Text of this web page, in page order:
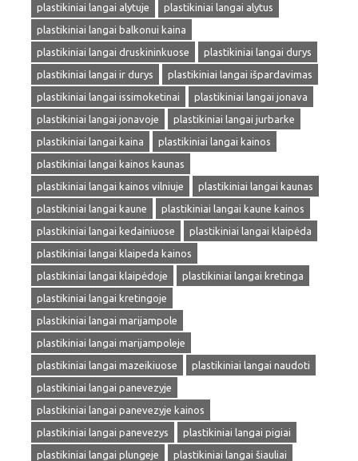
plastikiniai langai alytuje
plastikiniai langai alytus
plastikiniai langai balkonui kaina
plastikiniai langai druskininkuose
plastikiniai langai durys
plastikiniai langai ir durys
plastikiniai langai išpardavimas
plastikiniai langai issimoketinai
plastikiniai langai jonava
plastikiniai langai jonavoje
plastikiniai langai jurbarke
plastikiniai langai kaina
plastikiniai langai kainos
plastikiniai langai kainos kaunas
plastikiniai langai kainos vilniuje
plastikiniai langai kaunas
plastikiniai langai kaune
plastikiniai langai kaune kainos
plastikiniai langai kedainiuose
plastikiniai langai klaipėda
plastikiniai langai klaipeda kainos
plastikiniai langai klaipėdoje
plastikiniai langai kretinga
plastikiniai langai kretingoje
plastikiniai langai marijampole
plastikiniai langai marijampoleje
plastikiniai langai mazeikiuose
plastikiniai langai naudoti
plastikiniai langai panevezyje
plastikiniai langai panevezyje kainos
plastikiniai langai panevezys
plastikiniai langai pigiai
plastikiniai langai plungeje
plastikiniai langai šiauliai